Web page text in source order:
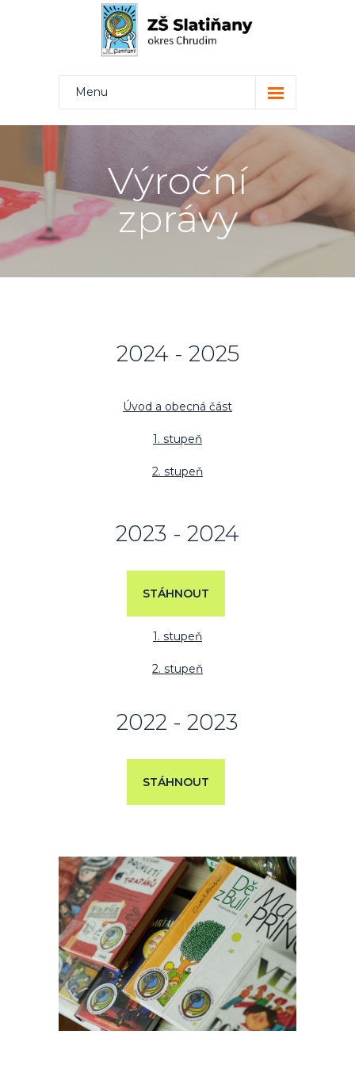
Menu
Kdo jsme
Rodiče
Žáci
Výroční
zprávy
2024 - 2025
Úvod a obecná část
1. stupeň
2. stupeň
2023 - 2024
STÁHNOUT
1. stupeň
2. stupeň
2022 - 2023
STÁHNOUT